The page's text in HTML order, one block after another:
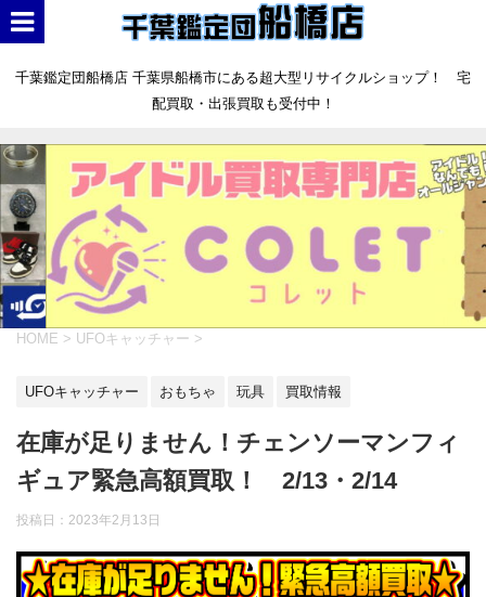
千葉鑑定団船橋店 千葉県船橋市にある超大型リサイクルショップ！ 宅
配買取・出張買取も受付中！
HOME > UFOキャッチャー >
UFOキャッチャー おもちゃ 玩具 買取情報
在庫が足りません！チェンソーマンフィ
ギュア緊急高額買取！ 2/13・2/14
投稿日： 2023年2月13日